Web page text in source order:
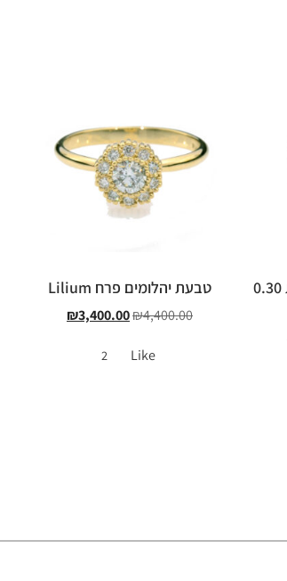
טבעת יהלום טוויסט מיוחדת 0.30
טבעת יהלומים פרח Lilium
₪4,400.00
₪3,400.00
Like
2